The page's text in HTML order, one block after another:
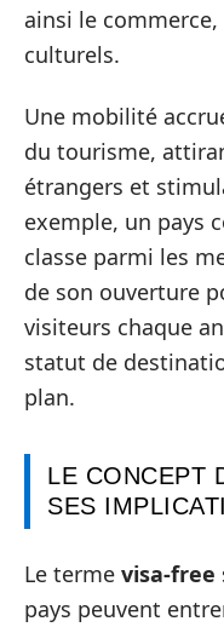
ainsi le commerce,
culturels.
Une mobilité
du tourisme,
étrangers et
exemple, un pays
classe parmi les
de son ouverture
visiteurs chaque
statut de
plan.
LE CONCEPT
SES
Le terme visa-free
pays peuvent